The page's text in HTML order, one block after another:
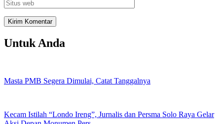
Untuk Anda
Masta PMB Segera Dimulai, Catat Tanggalnya
Kecam Istilah “Londo Ireng”, Jurnalis dan Persma Solo Raya Gelar